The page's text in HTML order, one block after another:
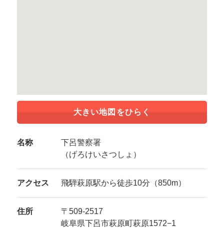
大きい地図をひらく
名称
下呂警察署
（げろけいさつしょ）
アクセス 飛騨萩原駅から徒歩10分（850m）
住所
〒509-2517
岐阜県下呂市萩原町萩原1572−1